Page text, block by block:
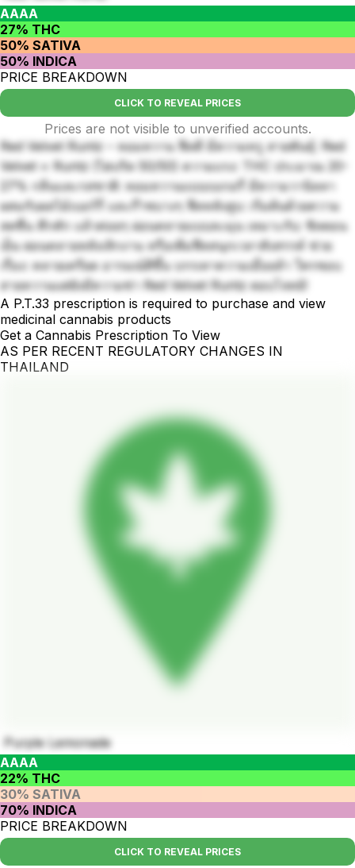
AAAA
27% THC
50% SATIVA
50% INDICA
PRICE BREAKDOWN
CLICK TO REVEAL PRICES
Prices are not visible to unverified accounts.
Red Velvet Runtz – หอมหวาน ฟีลดี มีความหรู สายพันธุ์: Red
Velvet × Runtz (ไฮบริด 50/50) ความแรง: THC ประมาณ 20-
27% กลิ่นและรสชาติ: หอมหวานแบบเบเกอรี่ มีความวานิลลา
ผสมกับผลไม้เบอร์รี่ และก๊าซบางๆ ฟีลหลังสูบ: เริ่มต้นด้วยความ
สดชื่น คึกคัก แล้วค่อยๆ ผ่อนคลายแบบละมุน เหมาะกับ: ชิลตอน
เย็น ผ่อนคลายหลังเลิกงาน หรือเพิ่มฟีลสนุกเวลาสังสรรค์ ช่วย
เรื่อง: คลายเครียด อารมณ์ดีขึ้น บรรเทาความเมื่อยล้า ใครชอบ
สายหวานแต่ยังมีความซ่า Red Velvet Runtz ตอบโจทย์!
A P.T.33 prescription is required to purchase and view
medicinal cannabis products
Get a Cannabis Prescription To View
AS PER RECENT REGULATORY CHANGES IN
THAILAND
Purple Lemonade
AAAA
22% THC
30% SATIVA
70% INDICA
PRICE BREAKDOWN
CLICK TO REVEAL PRICES